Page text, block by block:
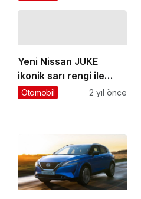
Yeni Nissan JUKE
ikonik sarı rengi ile
Türkiye’de!
Otomobil 2 yıl önce